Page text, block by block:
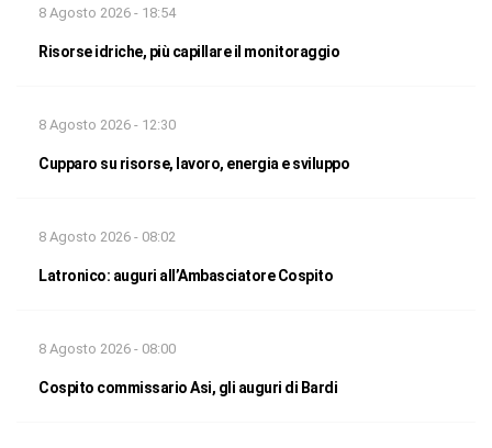
8 Agosto 2026 - 18:54
Risorse idriche, più capillare il monitoraggio
8 Agosto 2026 - 12:30
Cupparo su risorse, lavoro, energia e sviluppo
8 Agosto 2026 - 08:02
Latronico: auguri all’Ambasciatore Cospito
8 Agosto 2026 - 08:00
Cospito commissario Asi, gli auguri di Bardi